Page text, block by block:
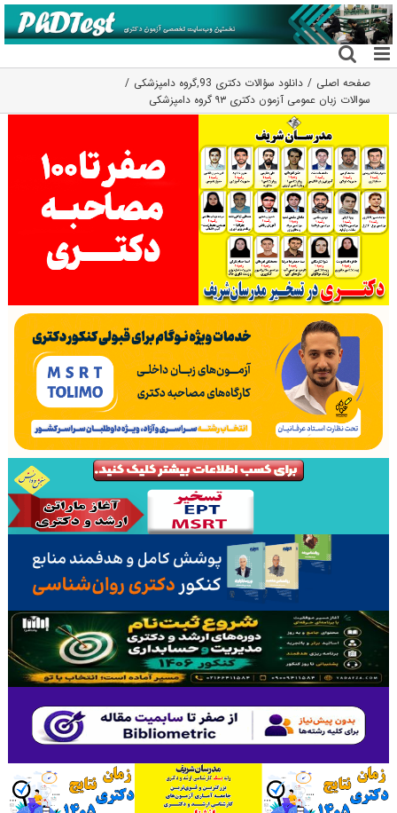
رفتن
به
محتوا
صفحه اصلی دانلود سؤالات دکتری 93 ,گروه دامپزشکی
سوالات زبان عمومی آزمون دکتری ۹۳ گروه دامپزشکی